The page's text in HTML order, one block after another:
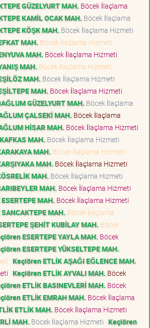
GÜZELYURT MAH. Böcek İlaçlama
KAMİL OCAK MAH. Böcek İlaçlama
KÖŞK MAH. Böcek İlaçlama Hizmeti
MAH. Böcek İlaçlama Hizmeti
MAH. Böcek İlaçlama Hizmeti
MAH. Böcek İlaçlama Hizmeti
MAH. Böcek İlaçlama Hizmeti
MAH. Böcek İlaçlama Hizmeti
GÜZELYURT MAH. Böcek İlaçlama
ÇALSEKİ MAH. Böcek İlaçlama
HİSAR MAH. Böcek İlaçlama Hizmeti
MAH. Böcek İlaçlama Hizmeti
MAH. Böcek İlaçlama Hizmeti
MAH. Böcek İlaçlama Hizmeti
MAH. Böcek İlaçlama Hizmeti
MAH. Böcek İlaçlama Hizmeti
MAH. Böcek İlaçlama Hizmeti
MAH. Böcek İlaçlama
ŞEHİT KUBİLAY MAH. Böcek
ESERTEPE YAYLA MAH. Böcek
ESERTEPE YÜKSELTEPE MAH.
Keçiören ETLİK AŞAĞI EĞLENCE MAH.
Keçiören ETLİK AYVALI MAH. Böcek
ETLİK BASINEVLERİ MAH. Böcek
ETLİK EMRAH MAH. Böcek İlaçlama
ETLİK MAH. Böcek İlaçlama Hizmeti
MAH. Böcek İlaçlama Hizmeti Keçiören